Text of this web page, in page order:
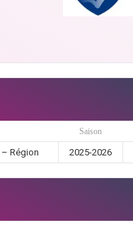
Saison
– Région 2025-2026